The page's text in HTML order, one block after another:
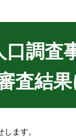
口調査
査結
ます。